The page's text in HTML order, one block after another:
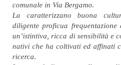
comunale in Via Bergamo.
La caratterizzano buona
diligente proficua
un’istintiva, ricca di sensibilità e
nativi che ha coltivati ed affinati
ricerca.